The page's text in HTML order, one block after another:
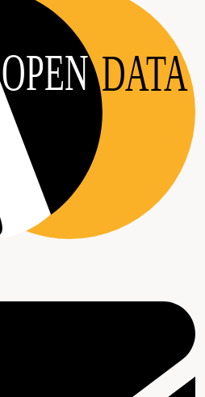
OPEN DATA